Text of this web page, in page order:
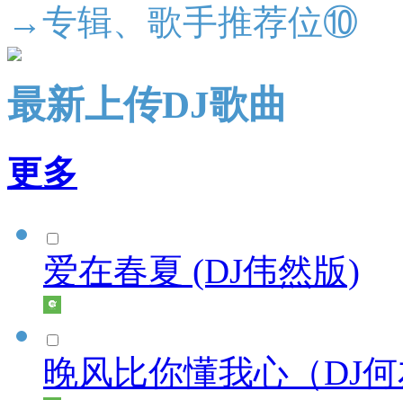
→专辑、歌手推荐位⑩
最新上传DJ歌曲
更多
爱在春夏 (DJ伟然版)
晚风比你懂我心（DJ